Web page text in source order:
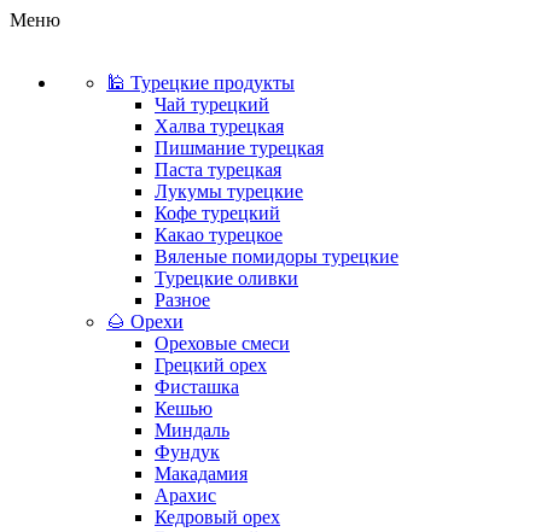
Меню
🕌 Турецкие продукты
Чай турецкий
Халва турецкая
Пишмание турецкая
Паста турецкая
Лукумы турецкие
Кофе турецкий
Какао турецкое
Вяленые помидоры турецкие
Турецкие оливки
Разное
🌰 Орехи
Ореховые смеси
Грецкий орех
Фисташка
Кешью
Миндаль
Фундук
Макадамия
Арахис
Кедровый орех